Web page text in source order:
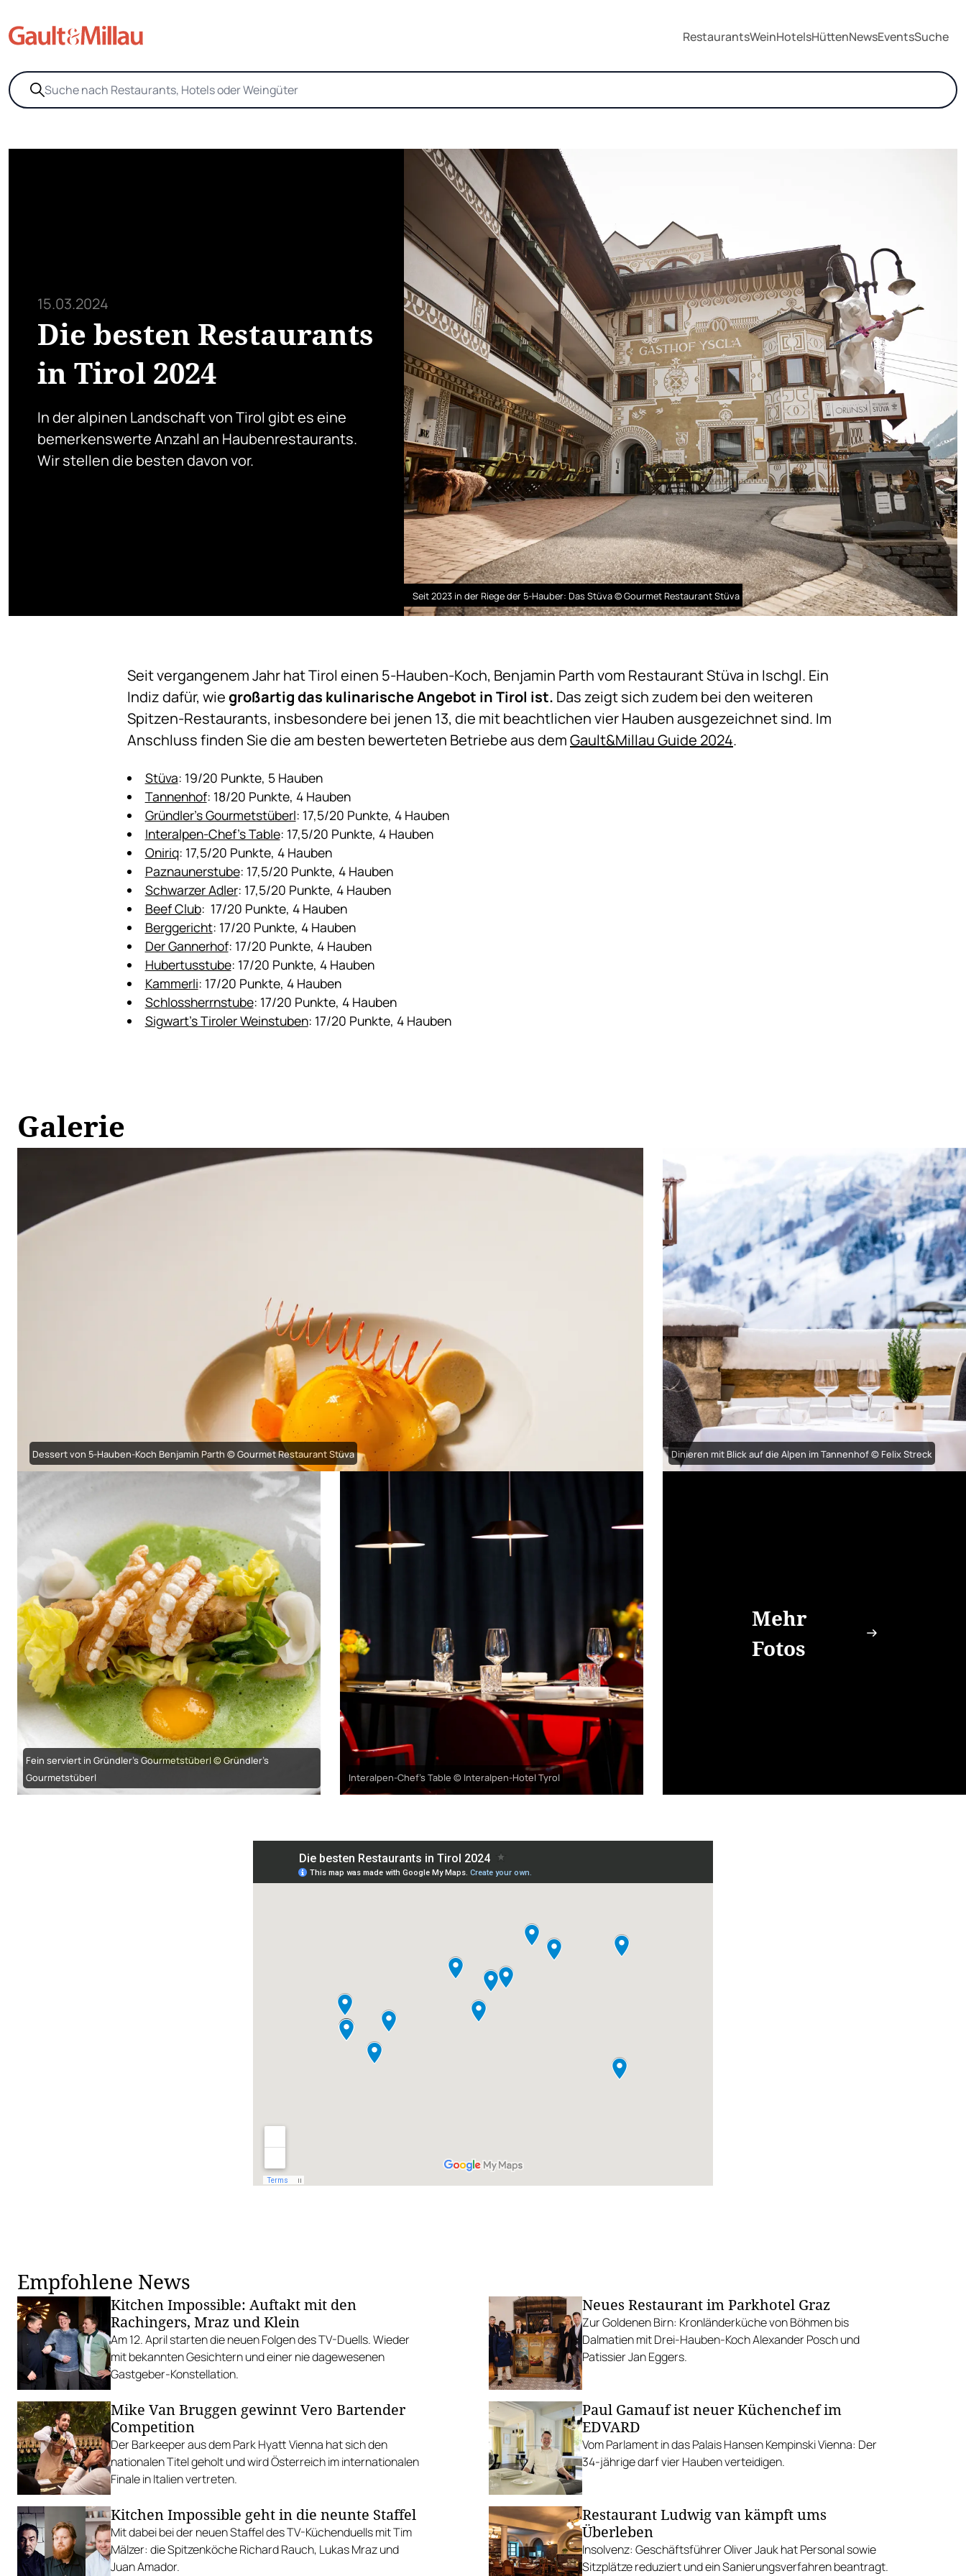
RestaurantsWeinHotelsHüttenNewsEventsSuche
15.03.2024
Die besten Restaurants
in Tirol 2024
In der alpinen Landschaft von Tirol gibt es eine
bemerkenswerte Anzahl an Haubenrestaurants.
Wir stellen die besten davon vor.
Seit 2023 in der Riege der 5-Hauber: Das Stüva © Gourmet Restaurant Stüva
Seit vergangenem Jahr hat Tirol einen 5-Hauben-Koch, Benjamin Parth vom Restaurant Stüva in Ischgl. Ein
Indiz dafür, wiegroßartig das kulinarische Angebot in Tirol ist. Das zeigt sich zudem bei den weiteren
Spitzen-Restaurants, insbesondere bei jenen 13, die mit beachtlichen vier Hauben ausgezeichnet sind. Im
Anschluss finden Sie die am besten bewerteten Betriebe aus demGault&Millau Guide 2024.
Stüva: 19/20 Punkte, 5 Hauben
Tannenhof: 18/20 Punkte, 4 Hauben
Gründler’s Gourmetstüberl: 17,5/20 Punkte, 4 Hauben
Interalpen-Chef’s Table: 17,5/20 Punkte, 4 Hauben
Oniriq: 17,5/20 Punkte, 4 Hauben
Paznaunerstube: 17,5/20 Punkte, 4 Hauben
Schwarzer Adler: 17,5/20 Punkte, 4 Hauben
Beef Club: 17/20 Punkte, 4 Hauben
Berggericht: 17/20 Punkte, 4 Hauben
Der Gannerhof: 17/20 Punkte, 4 Hauben
Hubertusstube: 17/20 Punkte, 4 Hauben
Kammerli: 17/20 Punkte, 4 Hauben
Schlossherrnstube: 17/20 Punkte, 4 Hauben
Sigwart’s Tiroler Weinstuben: 17/20 Punkte, 4 Hauben
Galerie
Dessert von 5-Hauben-Koch Benjamin Parth © Gourmet Restaurant Stüva Dinieren mit Blick auf die Alpen im Tannenhof © Felix Streck
Fein serviert in Gründler’s Gourmetstüberl © Gründler’s
Gourmetstüberl
Interalpen-Chef's Table © Interalpen-Hotel Tyrol
Mehr
Fotos
Empfohlene News
Kitchen Impossible: Auftakt mit den
Rachingers, Mraz und Klein
Am 12. April starten die neuen Folgen des TV-Duells. Wieder
mit bekannten Gesichtern und einer nie dagewesenen
Gastgeber-Konstellation.
Neues Restaurant im Parkhotel Graz
Zur Goldenen Birn: Kronländerküche von Böhmen bis
Dalmatien mit Drei-Hauben-Koch Alexander Posch und
Patissier Jan Eggers.
Mike Van Bruggen gewinnt Vero Bartender
Competition
Der Barkeeper aus dem Park Hyatt Vienna hat sich den
nationalen Titel geholt und wird Österreich im internationalen
Finale in Italien vertreten.
Paul Gamauf ist neuer Küchenchef im
EDVARD
Vom Parlament in das Palais Hansen Kempinski Vienna: Der
34-jährige darf vier Hauben verteidigen.
Kitchen Impossible geht in die neunte Staffel
Mit dabei bei der neuen Staffel des TV-Küchenduells mit Tim
Mälzer: die Spitzenköche Richard Rauch, Lukas Mraz und
Juan Amador.
Restaurant Ludwig van kämpft ums
Überleben
Insolvenz: Geschäftsführer Oliver Jauk hat Personal sowie
Sitzplätze reduziert und ein Sanierungsverfahren beantragt.